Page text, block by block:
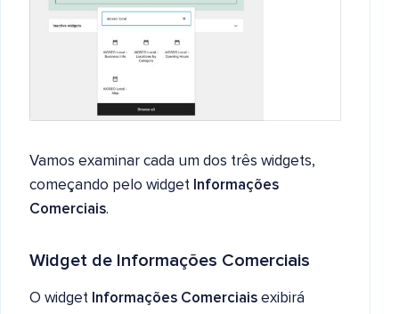
Vamos examinar cada um dos três widgets,
começando pelo widget Informações
Comerciais.
Widget de Informações Comerciais
O widget Informações Comerciais exibirá